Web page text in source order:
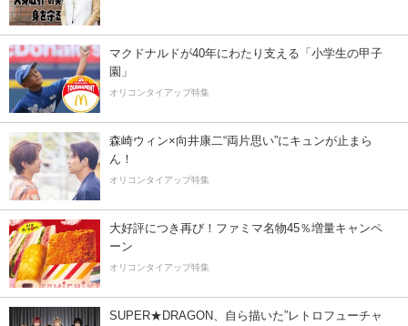
マクドナルドが40年にわたり支える「小学生の甲子
園」
オリコンタイアップ特集
森崎ウィン×向井康二“両片思い”にキュンが止まら
ん！
オリコンタイアップ特集
大好評につき再び！ファミマ名物45％増量キャンペ
ーン
オリコンタイアップ特集
SUPER★DRAGON、自ら描いた”レトロフューチャ